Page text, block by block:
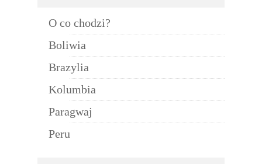
O co chodzi?
Boliwia
Brazylia
Kolumbia
Paragwaj
Peru